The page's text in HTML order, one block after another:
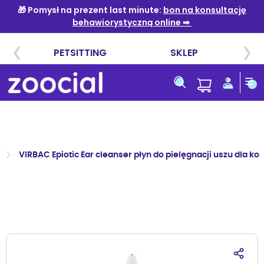
do
treści
VIRBAC Epiotic Ear cleanser płyn do pielęgnacji uszu dla
Przejdź